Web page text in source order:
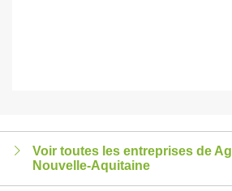
Voir toutes les entreprises de
Nouvelle-Aquitaine